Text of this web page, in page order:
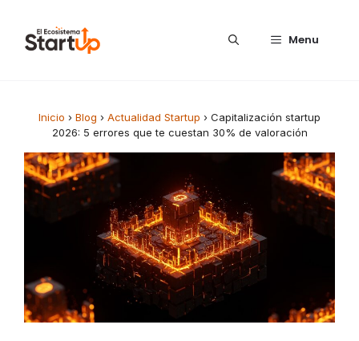
Menu
Inicio › Blog › Actualidad Startup › Capitalización startup
2026: 5 errores que te cuestan 30% de valoración